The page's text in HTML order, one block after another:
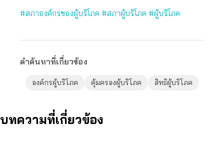
#สภาองค์กรของผู้บริโภค #สภาผู้บริโภค #ผู้บริโภค
คำค้นหาที่เกี่ยวข้อง
องค์กรผู้บริโภค คุ้มครองผู้บริโภค สิทธิผู้บริโภค
บทความที่เกี่ยวข้อง